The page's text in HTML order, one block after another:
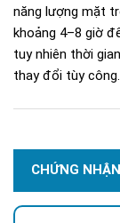
năng lượng mặt
khoảng 4–8 giờ
tuy nhiên thời
thay đổi tùy
CHỨNG